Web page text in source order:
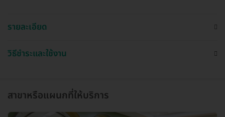
รายละเอียด
วิธีชำระและใช้งาน
สาขาหรือแผนกที่ให้บริการ